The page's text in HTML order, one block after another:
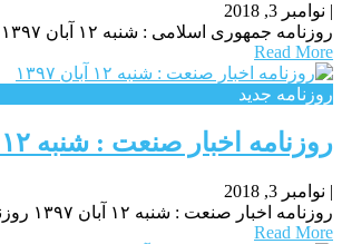
| نوامبر 3, 2018
روزنامه جمهوری اسلامی : شنبه ۱۲ آبان ۱۳۹۷ روزنامه جمهوری اسلامی : شنبه ۱۲ آبان ۱۳۹۷ روزنامه جمهوری اسلامی : شنبه ۱۲ آبان ۱۳۹۷
Read More
روزنامه جدید
روزنامه اخبار صنعت : شنبه ۱۲ آبان ۱۳۹۷
| نوامبر 3, 2018
روزنامه اخبار صنعت : شنبه ۱۲ آبان ۱۳۹۷ روزنامه اخبار صنعت : شنبه ۱۲ آبان ۱۳۹۷ روزنامه اخبار صنعت : شنبه ۱۲ آبان ۱۳۹۷
Read More